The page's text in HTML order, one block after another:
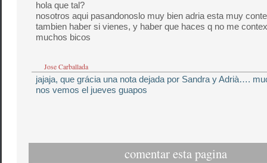
hola que tal?
nosotros aqui pasandonoslo muy bien adria esta muy
tambien haber si vienes, y haber que haces q no me
muchos bicos
Jose Carballada
jajaja, que grácia una nota dejada por Sandra y Adrià….
nos vemos el jueves guapos
comentar esta pagina